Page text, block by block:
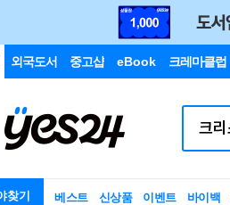
외국도서 중고샵 eBook 크레마클럽
찾기 베스트 신상품 이벤트 바이백